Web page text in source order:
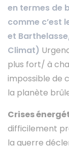
en termes de
comme c’est
et
Climat)
plus fort/ à
impossible de
la planète
Crises
difficilement
la guerre